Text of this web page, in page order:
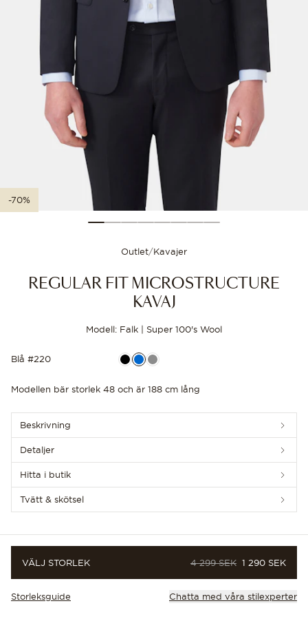
UPPTÄCK DE SENASTE NYHETERNA
Storleksguide
-70%
Outlet/Kavajer
REGULAR FIT MICROSTRUCTURE
KAVAJ
Modell: Falk | Super 100's Wool
Blå #220
Modellen bär storlek 48 och är 188 cm lång
Beskrivning
Detaljer
Hitta i butik
Tvätt & skötsel
VÄLJ STORLEK ORDINARIE PRIS
4 299 SEK PRIS
1 290 SEK
Storleksguide Chatta med våra stilexperter